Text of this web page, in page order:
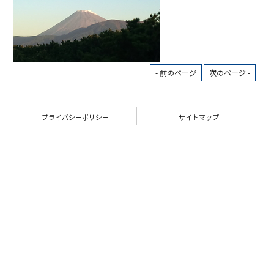
- 前のページ 次のページ -
プライバシーポリシー サイトマップ